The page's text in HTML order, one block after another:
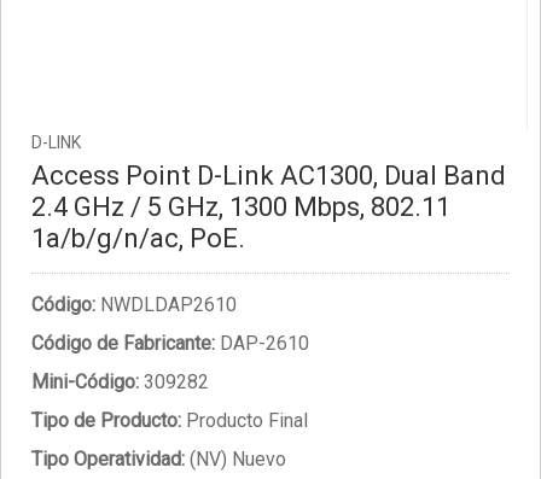
D-LINK
Access Point D-Link AC1300, Dual Band
2.4 GHz / 5 GHz, 1300 Mbps, 802.11
1a/b/g/n/ac, PoE.
Código: NWDLDAP2610
Código de Fabricante: DAP-2610
Mini-Código: 309282
Tipo de Producto: Producto Final
Tipo Operatividad: (NV) Nuevo